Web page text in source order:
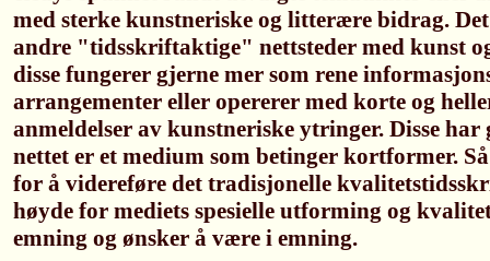
med sterke kunstneriske og litterære bidrag.
andre "tidsskriftaktige" nettsteder med kunst
disse fungerer gjerne mer som rene
arrangementer eller opererer med korte og
anmeldelser av kunstneriske ytringer. Disse
nettet er et medium som betinger kortformer.
for å videreføre det tradisjonelle
høyde for mediets spesielle utforming og
emning og ønsker å være i emning.